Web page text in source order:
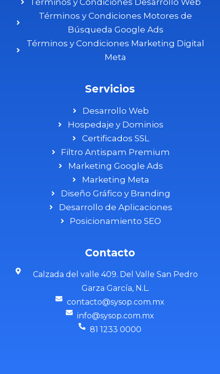
Términos y Condiciones Desarrollo Web
Términos y Condiciones Motores de
Búsqueda Google Ads
Términos y Condiciones Marketing Digital
Meta
Servicios
Desarrollo Web
Hospedaje y Dominios
Certificados SSL
Filtro Antispam Premium
Marketing Google Ads
Marketing Meta
Diseño Gráfico y Branding
Desarrollo de Aplicaciones
Posicionamiento SEO
Contacto
Calzada del valle 409. Del Valle San Pedro
Garza García, N.L.
contacto@sysop.com.mx
info@sysop.com.mx
81 1233 0000